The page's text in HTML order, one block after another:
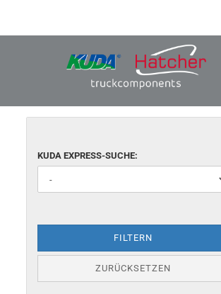
KUDA EXPRESS-SUCHE:
FILTERN
ZURÜCKSETZEN